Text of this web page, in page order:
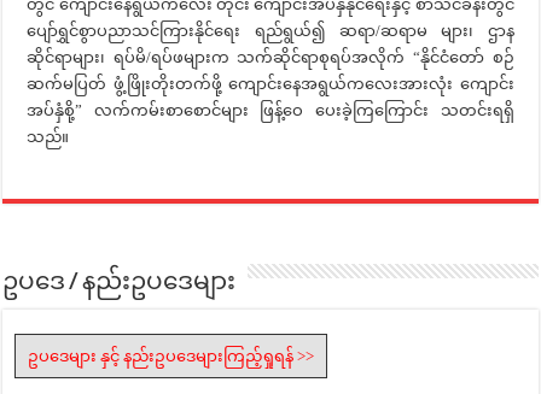
တွင် ကျောင်းနေရွယ်ကလေး တိုင်း ကျောင်းအပ်နှံနိုင်ရေးနှင့် စာသင်ခန်းတွင်
ပျော်ရွှင်စွာပညာသင်ကြားနိုင်ရေး ရည်ရွယ်၍ ဆရာ/ဆရာမ များ၊ ဌာန
ဆိုင်ရာများ၊ ရပ်မိ/ရပ်ဖများက သက်ဆိုင်ရာစုရပ်အလိုက် “နိုင်ငံတော် စဉ်
ဆက်မပြတ် ဖွံ့ဖြိုးတိုးတက်ဖို့ ကျောင်းနေအရွယ်ကလေးအားလုံး ကျောင်း
အပ်နှံစို့” လက်ကမ်းစာစောင်များ ဖြန့်ဝေ ပေးခဲ့ကြကြောင်း သတင်းရရှိ
သည်။
ဥပဒေ / နည်းဥပဒေများ
ဥပဒေများ နှင့် နည်းဥပဒေများကြည့်ရှုရန် >>